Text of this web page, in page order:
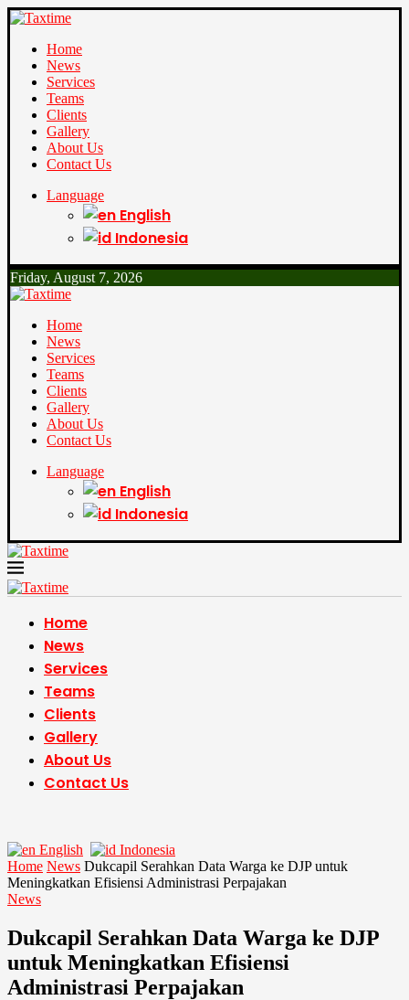
Home
News
Services
Teams
Clients
Gallery
About Us
Contact Us
Language
English
Indonesia
Friday, August 7, 2026
Home
News
Services
Teams
Clients
Gallery
About Us
Contact Us
Language
English
Indonesia
Home
News
Services
Teams
Clients
Gallery
About Us
Contact Us
English
Indonesia
Home News Dukcapil Serahkan Data Warga ke DJP untuk
Meningkatkan Efisiensi Administrasi Perpajakan
News
Dukcapil Serahkan Data Warga ke DJP
untuk Meningkatkan Efisiensi
Administrasi Perpajakan